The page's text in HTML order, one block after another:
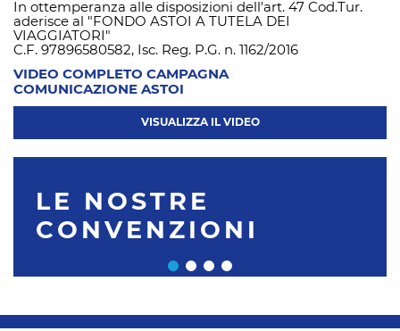
In ottemperanza alle disposizioni dell'art. 47 Cod.Tur.
aderisce al "FONDO ASTOI A TUTELA DEI
VIAGGIATORI"
C.F. 97896580582, Isc. Reg. P.G. n. 1162/2016
VIDEO COMPLETO CAMPAGNA
COMUNICAZIONE ASTOI
VISUALIZZA IL VIDEO
LE NOSTRE
CONVENZIONI